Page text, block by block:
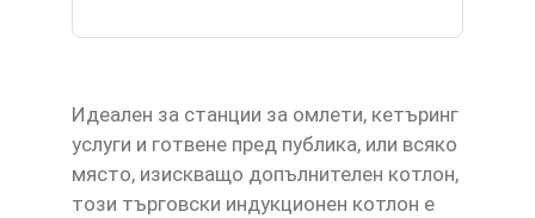
Идеален за станции за омлети, кетъринг
услуги и готвене пред публика, или всяко
място, изискващо допълнителен котлон,
този търговски индукционен котлон е